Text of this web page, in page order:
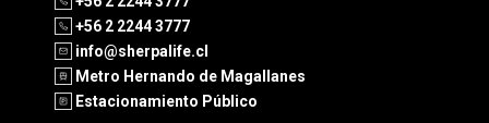
+56 2 2244 3777
info@sherpalife.cl
Metro Hernando de Magallanes
Estacionamiento Público